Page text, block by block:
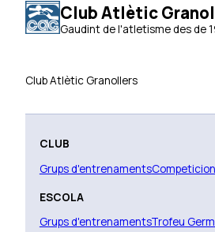
Club Atlètic
Gaudint de l'atletisme des de
Club Atlètic Granollers
CLUB
Grups d'entrenaments
ESCOLA
Grups d'entrenamentsTrofeu